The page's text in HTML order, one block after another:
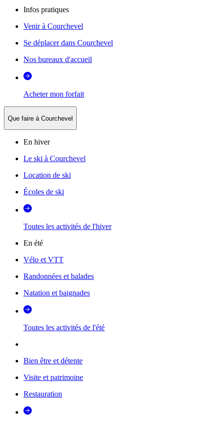
Infos pratiques
Venir à Courchevel
Se déplacer dans Courchevel
Nos bureaux d'accueil
Acheter mon forfait
Que faire à Courchevel
En hiver
Le ski à Courchevel
Location de ski
Écoles de ski
Toutes les activités de l'hiver
En été
Vélo et VTT
Randonnées et balades
Natation et baignades
Toutes les activités de l'été
Bien être et détente
Visite et patrimoine
Restauration